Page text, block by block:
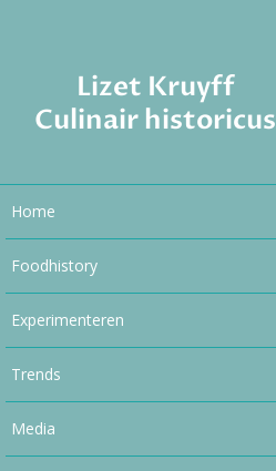
Lizet Kruyff
Culinair historicus
Home
Foodhistory
Experimenteren
Trends
Media